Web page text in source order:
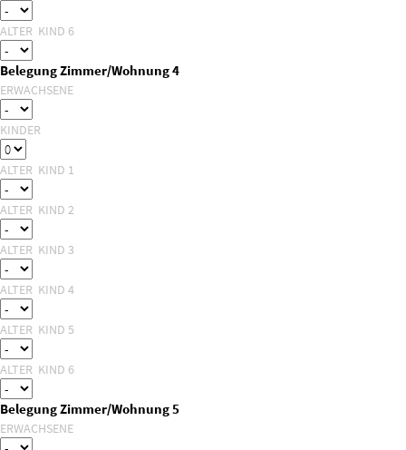
ALTER KIND 6
Belegung Zimmer/Wohnung 4
ERWACHSENE
KINDER
ALTER KIND 1
ALTER KIND 2
ALTER KIND 3
ALTER KIND 4
ALTER KIND 5
ALTER KIND 6
Belegung Zimmer/Wohnung 5
ERWACHSENE